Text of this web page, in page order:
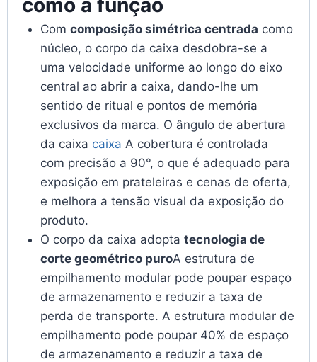
como a função
Com composição simétrica centrada como
núcleo, o corpo da caixa desdobra-se a
uma velocidade uniforme ao longo do eixo
central ao abrir a caixa, dando-lhe um
sentido de ritual e pontos de memória
exclusivos da marca. O ângulo de abertura
da caixa caixa A cobertura é controlada
com precisão a 90°, o que é adequado para
exposição em prateleiras e cenas de oferta,
e melhora a tensão visual da exposição do
produto.
O corpo da caixa adopta tecnologia de
corte geométrico puroA estrutura de
empilhamento modular pode poupar espaço
de armazenamento e reduzir a taxa de
perda de transporte. A estrutura modular de
empilhamento pode poupar 40% de espaço
de armazenamento e reduzir a taxa de